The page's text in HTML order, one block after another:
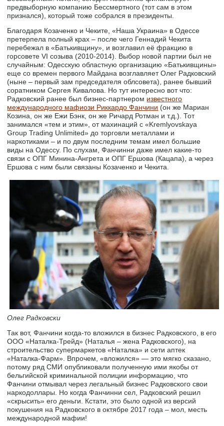
предвыборную компанию Бессмертного (тот сам в этом
признался), который тоже собрался в президенты.
Благодаря Козаченко и Чеките, «Наша Украина» в Одессе
претерпела полный крах – после чего Геннадий Чекита
перебежал в «Батькивщину», и возглавил её фракцию в
горсовете VI созыва (2010-2014). Выбор новой партии был не
случайным: Одесскую областную организацию «Батькивщины»
еще со времен первого Майдана возглавляет Олег Радковский
(ныне – первый зам председателя облсовета), ранее бывший
соратником Сергея Кивалова. Но тут интересно вот что:
Радковский ранее был бизнес-партнером известного
международного мафиози Риккардо Фанчини (он же Мариан
Козина, он же Ежи Бэнк, он же Ричард Ротман и т.д.). Тот
занимался «тем и этим», от махинаций с «Kremlyovskaya
Group Trading Unlimited» до торговли металлами и
наркотиками – и по двум последним темам имел большие
виды на Одессу. По слухам, Фанчинни даже имел какие-то
связи с ОПГ Минина-Ангрета и ОПГ Ершова (Кацапа), а через
Ершова с ним были связаны Козаченко и Чекита.
Олег Радковски
Так вот, Фанчини когда-то вложился в бизнес Радковского, в его
ООО «Наталка-Трейд» (Наталья – жена Радковского), на
строительство супермаркетов «Наталка» и сети аптек
«Наталка-Фарм». Впрочем, «вложился» — это мягко сказано,
потому ряд СМИ опубликовали полученную ими якобы от
бельгийской криминальной полиции информацию, что
Фанчини отмывал через легальный бизнес Радковского свои
наркодоллары. Но когда Фанчинни сел, Радковский решил
«скрысить» его деньги. Кстати, это было одной из версий
покушения на Радковского в октябре 2017 года – мол, месть
международной мафии!